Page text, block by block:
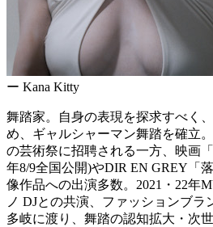
ー Kana Kitty
舞踏家。自身の表現を探求すべく
め、ギャルシャーマン舞踏を確立
の芸術祭に招聘される一方、映画
年8/9全国公開)やDIR EN GREY「
像作品への出演多数。2021・22年
ノ DJとの共演、ファッションブラ
多岐に渡り、舞踏の認知拡大・次